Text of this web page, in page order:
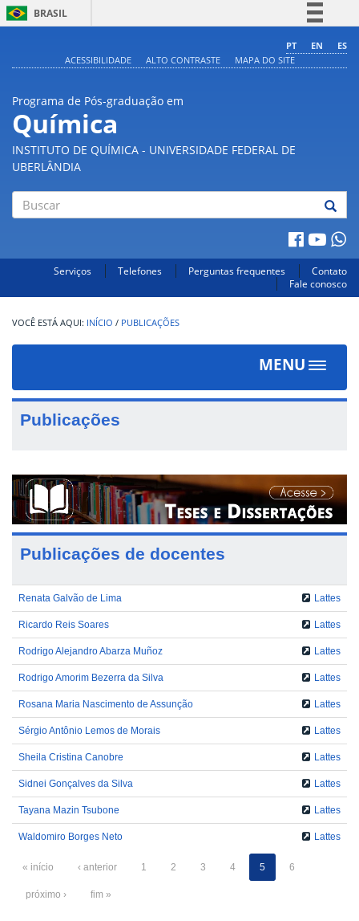
BRASIL
Comunica BR
PT EN
ES
ACESSIBILIDADE
ALTO CONTRASTE MAPA DO SITE
Programa de Pós-graduação em
Química
INSTITUTO DE QUÍMICA - UNIVERSIDADE FEDERAL DE
UBERLÂNDIA
Serviços Telefones Perguntas frequentes
Contato
Fale conosco
INÍCIO / PUBLICAÇÕES
MENU
Toggle
Publicações
Publicações de docentes
Renata Galvão de Lima Lattes
Ricardo Reis Soares Lattes
Rodrigo Alejandro Abarza Muñoz Lattes
Rodrigo Amorim Bezerra da Silva Lattes
Rosana Maria Nascimento de Assunção Lattes
Sérgio Antônio Lemos de Morais Lattes
Sheila Cristina Canobre Lattes
Sidnei Gonçalves da Silva Lattes
Tayana Mazin Tsubone Lattes
Waldomiro Borges Neto Lattes
« início ‹ anterior 1 2 3 4 5 6
próximo › fim »